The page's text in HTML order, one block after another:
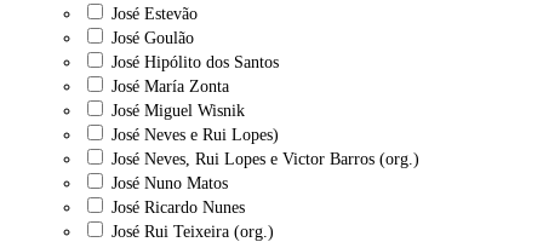
José Estevão
José Goulão
José Hipólito dos Santos
José María Zonta
José Miguel Wisnik
José Neves e Rui Lopes)
José Neves, Rui Lopes e Victor Barros (org.)
José Nuno Matos
José Ricardo Nunes
José Rui Teixeira (org.)